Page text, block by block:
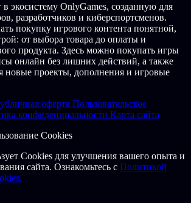
экосистему OnlyGames, созданную для
разработчиков и киберспортсменов.
покупку игрового контента понятной,
от выбора товара до оплаты и
продукта. Здесь можно покупать игры
онлайн без лишних действий, а также
новые проекты, дополнения и игровые
оферта Пользовательское
конфиденциальности Карта сайта
Cookies
Cookies для улучшения вашего опыта и
сайта. Ознакомьтесь с Политикой